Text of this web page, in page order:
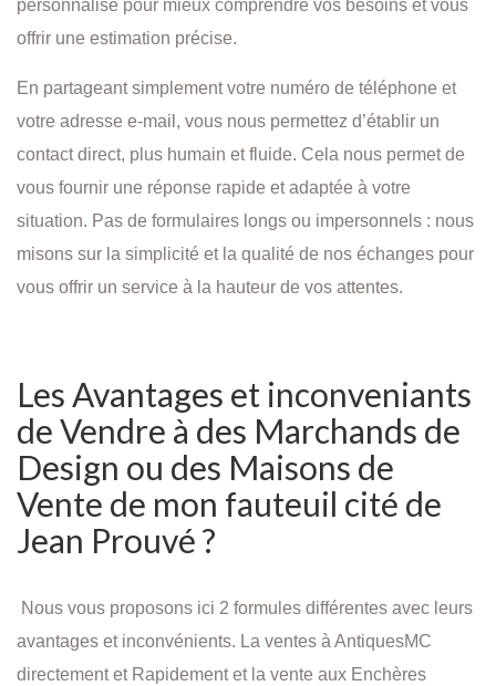
personnalisé pour mieux comprendre vos besoins et vous
offrir une estimation précise.
En partageant simplement votre numéro de téléphone et
votre adresse e-mail, vous nous permettez d’établir un
contact direct, plus humain et fluide. Cela nous permet de
vous fournir une réponse rapide et adaptée à votre
situation. Pas de formulaires longs ou impersonnels : nous
misons sur la simplicité et la qualité de nos échanges pour
vous offrir un service à la hauteur de vos attentes.
Les Avantages et inconveniants
de Vendre à des Marchands de
Design ou des Maisons de
Vente de mon fauteuil cité de
Jean Prouvé ?
Nous vous proposons ici 2 formules différentes avec leurs
avantages et inconvénients. La ventes à AntiquesMC
directement et Rapidement et la vente aux Enchères